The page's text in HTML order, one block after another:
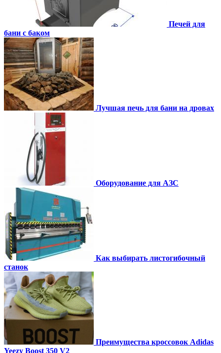
Печей для
бани с баком
Лучшая печь для бани на дровах
Оборудование для АЗС
Как выбирать листогибочный
станок
Преимущества кроссовок Adidas
Yeezy Boost 350 V2